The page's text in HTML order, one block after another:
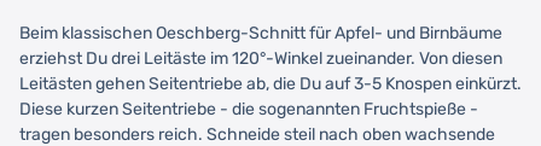
Beim klassischen Oeschberg-Schnitt für Apfel- und Birnbäume
erziehst Du drei Leitäste im 120°-Winkel zueinander. Von diesen
Leitästen gehen Seitentriebe ab, die Du auf 3-5 Knospen einkürzt.
Diese kurzen Seitentriebe - die sogenannten Fruchtspieße -
tragen besonders reich. Schneide steil nach oben wachsende